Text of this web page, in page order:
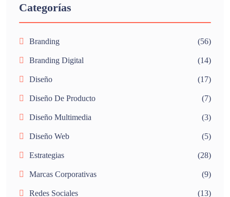
Categorías
Branding (56)
Branding Digital (14)
Diseño (17)
Diseño De Producto (7)
Diseño Multimedia (3)
Diseño Web (5)
Estrategias (28)
Marcas Corporativas (9)
Redes Sociales (13)